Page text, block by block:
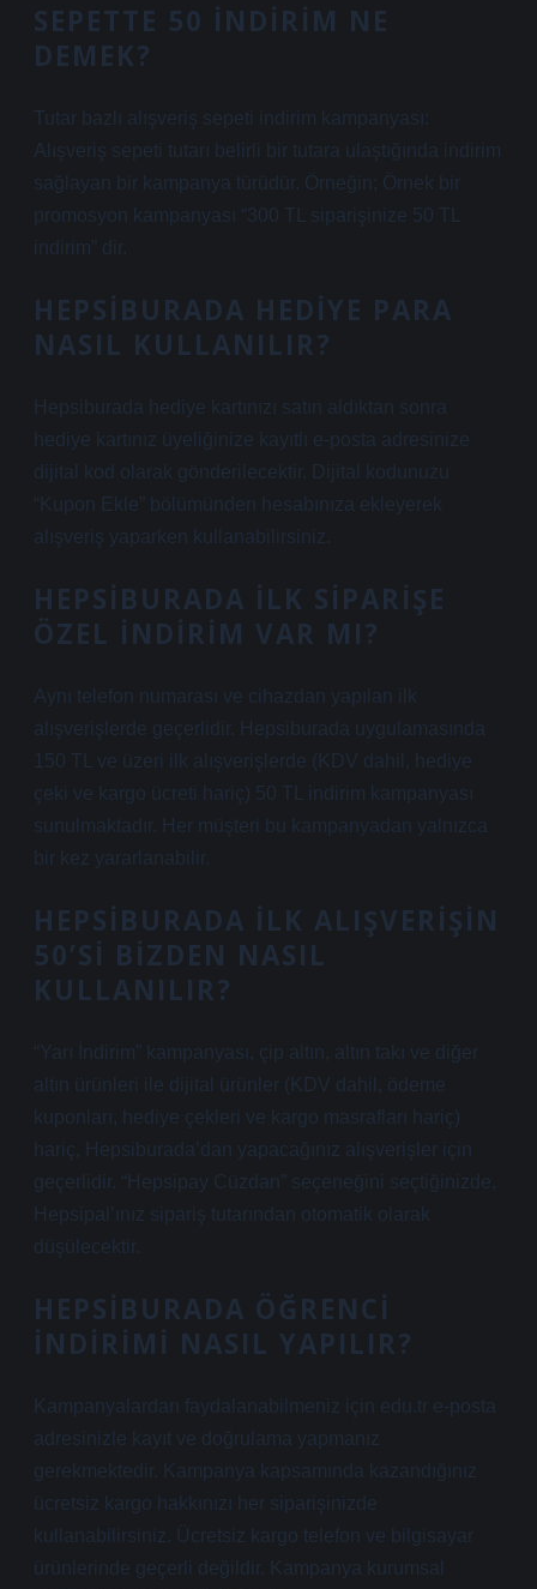
SEPETTE 50 INDIRIM NE
DEMEK?
Tutar bazlı alışveriş sepeti indirim kampanyası:
Alışveriş sepeti tutarı belirli bir tutara ulaştığında indirim
sağlayan bir kampanya türüdür. Örneğin; Örnek bir
promosyon kampanyası “300 TL siparişinize 50 TL
indirim” dir.
HEPSIBURADA HEDIYE PARA
NASIL KULLANILIR?
Hepsiburada hediye kartınızı satın aldıktan sonra
hediye kartınız üyeliğinize kayıtlı e-posta adresinize
dijital kod olarak gönderilecektir. Dijital kodunuzu
“Kupon Ekle” bölümünden hesabınıza ekleyerek
alışveriş yaparken kullanabilirsiniz.
HEPSIBURADA ILK SIPARIŞE
ÖZEL INDIRIM VAR MI?
Aynı telefon numarası ve cihazdan yapılan ilk
alışverişlerde geçerlidir. Hepsiburada uygulamasında
150 TL ve üzeri ilk alışverişlerde (KDV dahil, hediye
çeki ve kargo ücreti hariç) 50 TL indirim kampanyası
sunulmaktadır. Her müşteri bu kampanyadan yalnızca
bir kez yararlanabilir.
HEPSIBURADA ILK ALIŞVERIŞIN
50’SI BIZDEN NASIL
KULLANILIR?
“Yarı İndirim” kampanyası, çip altın, altın takı ve diğer
altın ürünleri ile dijital ürünler (KDV dahil, ödeme
kuponları, hediye çekleri ve kargo masrafları hariç)
hariç, Hepsiburada’dan yapacağınız alışverişler için
geçerlidir. “Hepsipay Cüzdan” seçeneğini seçtiğinizde,
Hepsipal’ınız sipariş tutarından otomatik olarak
düşülecektir.
HEPSIBURADA ÖĞRENCI
INDIRIMI NASIL YAPILIR?
Kampanyalardan faydalanabilmeniz için edu.tr e-posta
adresinizle kayıt ve doğrulama yapmanız
gerekmektedir. Kampanya kapsamında kazandığınız
ücretsiz kargo hakkınızı her siparişinizde
kullanabilirsiniz. Ücretsiz kargo telefon ve bilgisayar
ürünlerinde geçerli değildir. Kampanya kurumsal